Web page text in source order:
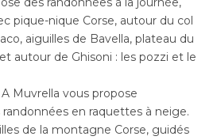
pique-nique Corse, autour du col
aiguilles de Bavella, plateau du
autour de Ghisoni : les pozzi et le
Muvrella vous propose
en raquettes à neige.
de la montagne Corse, guidés